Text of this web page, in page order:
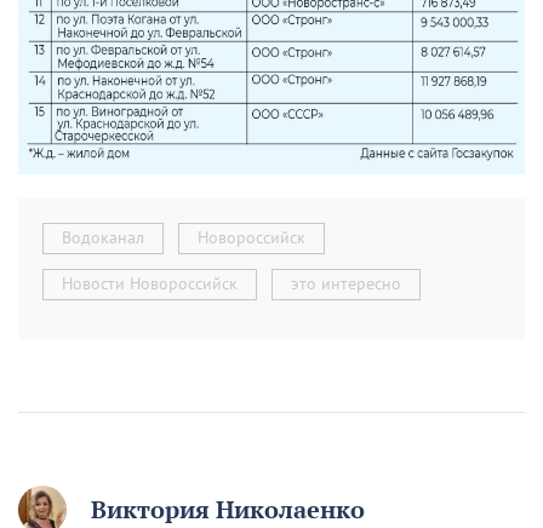
Водоканал Новороссийск
Новости Новороссийск это интересно
Виктория Николаенко